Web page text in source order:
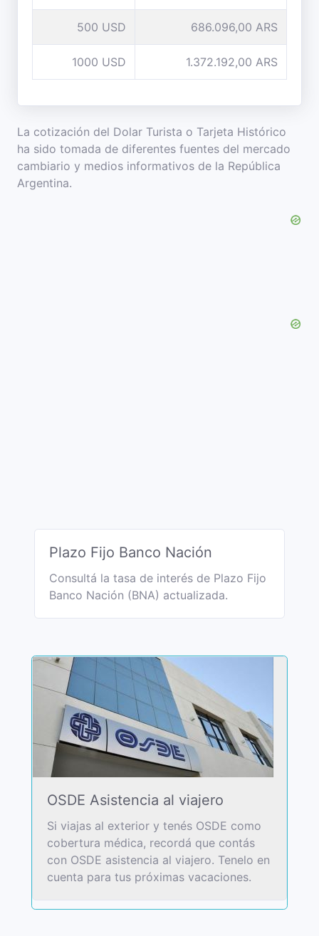
500 USD 686.096,00 ARS
1000 USD 1.372.192,00 ARS
La cotización del Dolar Turista o Tarjeta Histórico
ha sido tomada de diferentes fuentes del mercado
cambiario y medios informativos de la República
Argentina.
Plazo Fijo Banco Nación
Consultá la tasa de interés de Plazo Fijo
Banco Nación (BNA) actualizada.
OSDE Asistencia al viajero
Si viajas al exterior y tenés OSDE como
cobertura médica, recordá que contás
con OSDE asistencia al viajero. Tenelo en
cuenta para tus próximas vacaciones.